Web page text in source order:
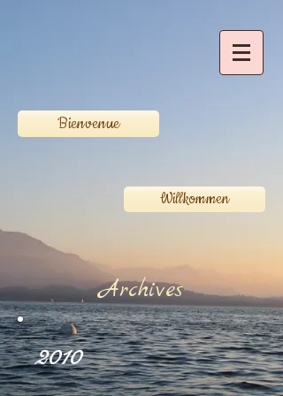
Bienvenue
Willkommen
Archives
2010